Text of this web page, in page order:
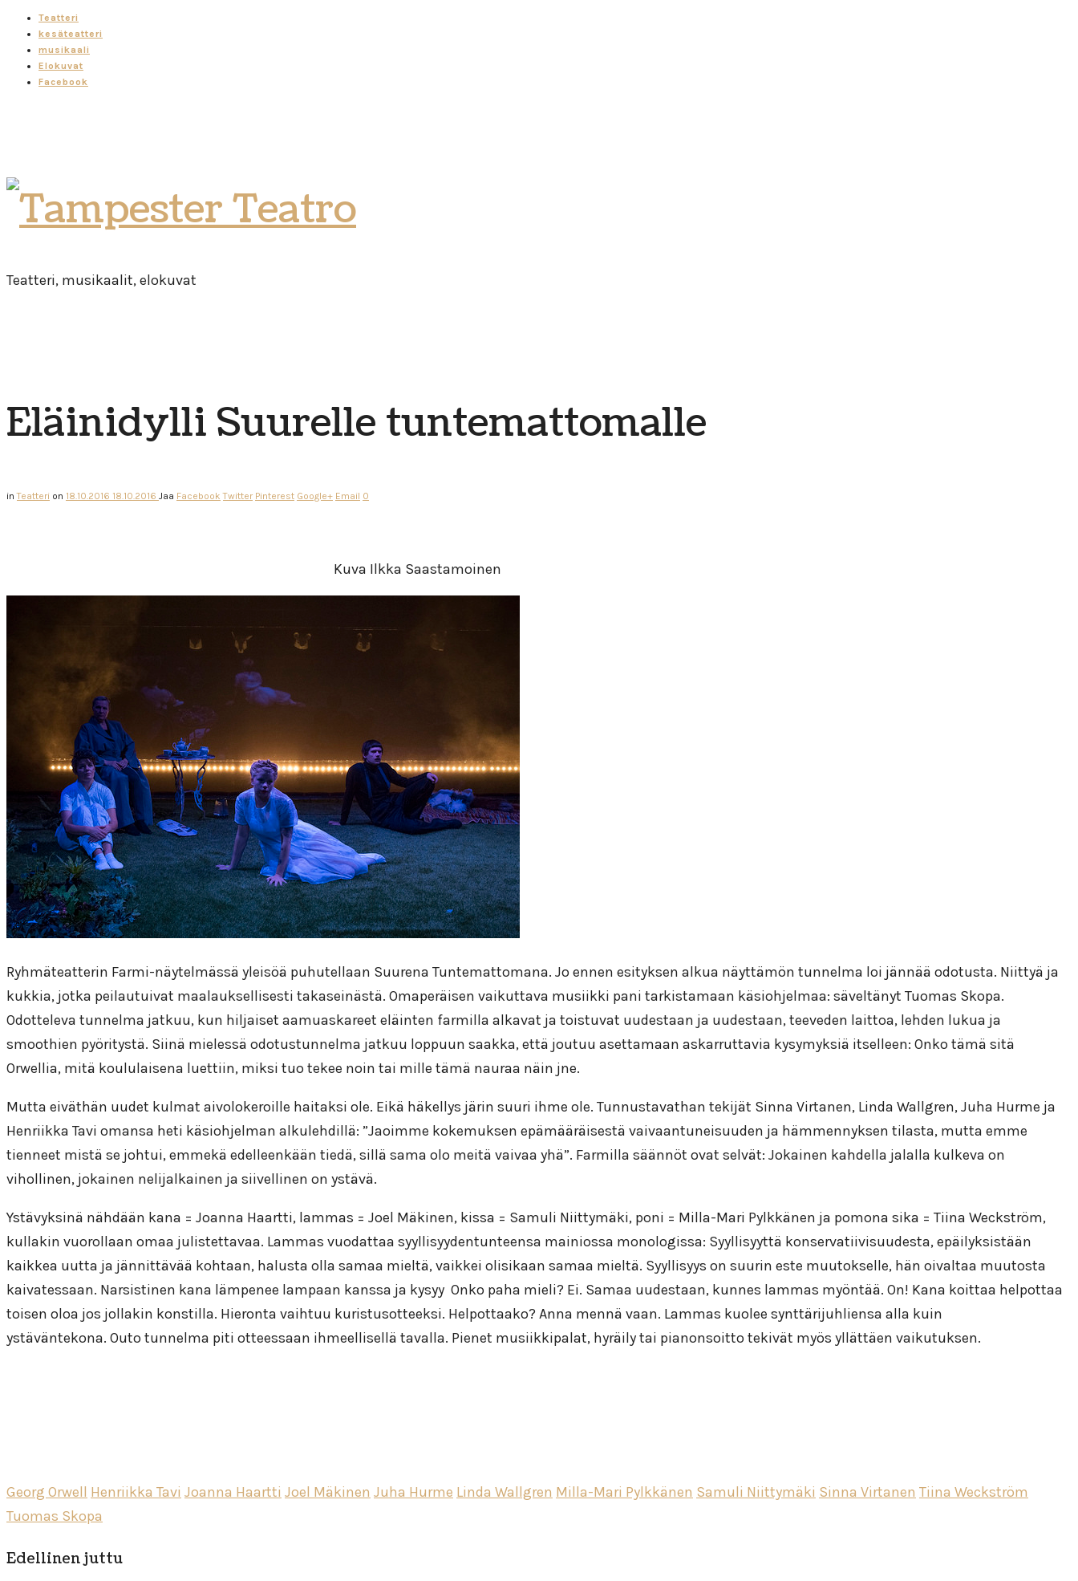
Teatteri
kesäteatteri
musikaali
Elokuvat
Facebook
Tampester
Teatro
Teatteri, musikaalit, elokuvat
Eläinidylli Suurelle tuntemattomalle
inTeatteri on 18.10.2016 18.10.2016 Jaa Facebook Twitter Pinterest Google+ Email 0
Kuva Ilkka Saastamoinen
Ryhmäteatterin Farmi-näytelmässä yleisöä puhutellaan Suurena Tuntemattomana. Jo ennen esityksen alkua näyttämön tunnelma loi jännää odotusta. Niittyä ja
kukkia, jotka peilautuivat maalauksellisesti takaseinästä. Omaperäisen vaikuttava musiikki pani tarkistamaan käsiohjelmaa: säveltänyt Tuomas Skopa.
Odotteleva tunnelma jatkuu, kun hiljaiset aamuaskareet eläinten farmilla alkavat ja toistuvat uudestaan ja uudestaan, teeveden laittoa, lehden lukua ja
smoothien pyöritystä. Siinä mielessä odotustunnelma jatkuu loppuun saakka, että joutuu asettamaan askarruttavia kysymyksiä itselleen: Onko tämä sitä
Orwellia, mitä koululaisena luettiin, miksi tuo tekee noin tai mille tämä nauraa näin jne.
Mutta eiväthän uudet kulmat aivolokeroille haitaksi ole. Eikä häkellys järin suuri ihme ole. Tunnustavathan tekijät Sinna Virtanen, Linda Wallgren, Juha Hurme ja
Henriikka Tavi omansa heti käsiohjelman alkulehdillä: ”Jaoimme kokemuksen epämääräisestä vaivaantuneisuuden ja hämmennyksen tilasta, mutta emme
tienneet mistä se johtui, emmekä edelleenkään tiedä, sillä sama olo meitä vaivaa yhä”. Farmilla säännöt ovat selvät: Jokainen kahdella jalalla kulkeva on
vihollinen, jokainen nelijalkainen ja siivellinen on ystävä.
Ystävyksinä nähdään kana = Joanna Haartti, lammas = Joel Mäkinen, kissa = Samuli Niittymäki, poni = Milla-Mari Pylkkänen ja pomona sika = Tiina Weckström,
kullakin vuorollaan omaa julistettavaa. Lammas vuodattaa syyllisyydentunteensa mainiossa monologissa: Syyllisyyttä konservatiivisuudesta, epäilyksistään
kaikkea uutta ja jännittävää kohtaan, halusta olla samaa mieltä, vaikkei olisikaan samaa mieltä. Syyllisyys on suurin este muutokselle, hän oivaltaa muutosta
kaivatessaan. Narsistinen kana lämpenee lampaan kanssa ja kysyy Onko paha mieli? Ei. Samaa uudestaan, kunnes lammas myöntää. On! Kana koittaa helpottaa
toisen oloa jos jollakin konstilla. Hieronta vaihtuu kuristusotteeksi. Helpottaako? Anna mennä vaan. Lammas kuolee synttärijuhliensa alla kuin
ystäväntekona. Outo tunnelma piti otteessaan ihmeellisellä tavalla. Pienet musiikkipalat, hyräily tai pianonsoitto tekivät myös yllättäen vaikutuksen.
Georg Orwell Henriikka Tavi Joanna Haartti Joel Mäkinen Juha Hurme Linda Wallgren Milla-Mari Pylkkänen Samuli Niittymäki Sinna Virtanen Tiina Weckström
Tuomas Skopa
Edellinen juttu